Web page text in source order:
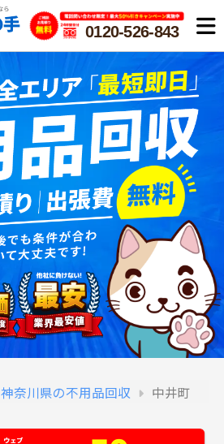
0120-526-843
神奈川県の不用品回収 中井町